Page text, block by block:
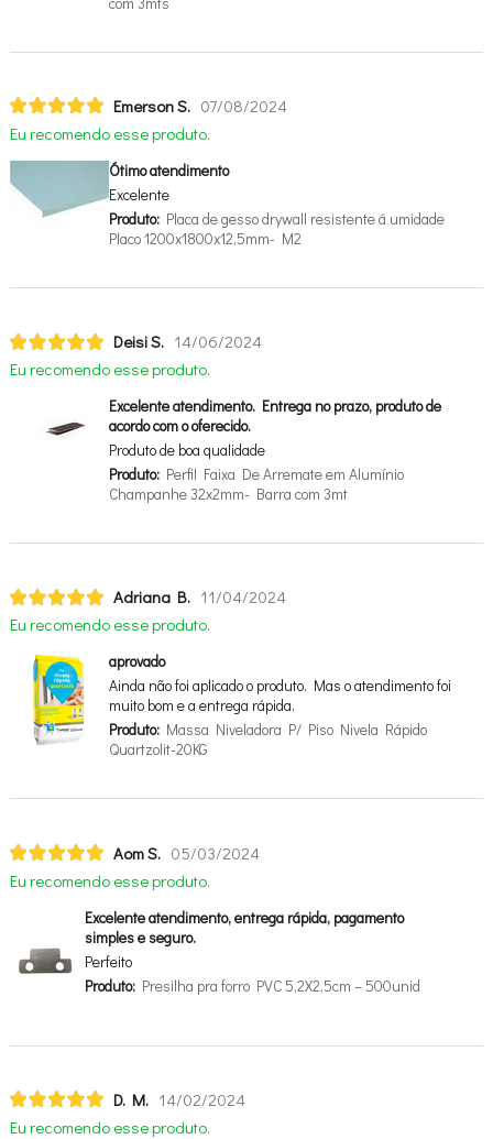
Emerson S. 07/08/2024
Eu recomendo esse produto.
Ótimo atendimento
Excelente
Produto:Placa de gesso drywall resistente á umidade
Placo 1200x1800x12,5mm- M2
Deisi S. 14/06/2024
Eu recomendo esse produto.
Excelente atendimento. Entrega no prazo, produto de
acordo com o oferecido.
Produto de boa qualidade
Produto:Perfil Faixa De Arremate em Alumínio
Champanhe 32x2mm- Barra com 3mt
Adriana B. 11/04/2024
Eu recomendo esse produto.
aprovado
Ainda não foi aplicado o produto. Mas o atendimento foi
muito bom e a entrega rápida.
Produto:Massa Niveladora P/ Piso Nivela Rápido
Quartzolit-20KG
Aom S. 05/03/2024
Eu recomendo esse produto.
Excelente atendimento, entrega rápida, pagamento
simples e seguro.
Perfeito
Produto:Presilha pra forro PVC 5,2X2,5cm – 500unid
D. M. 14/02/2024
Eu recomendo esse produto.